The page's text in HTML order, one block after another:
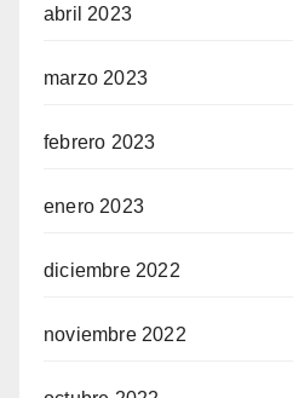
abril 2023
marzo 2023
febrero 2023
enero 2023
diciembre 2022
noviembre 2022